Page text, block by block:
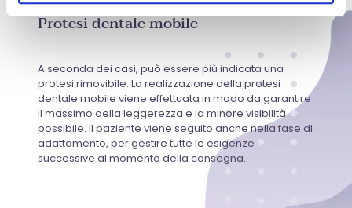
Protesi dentale mobile
A seconda dei casi, può essere più indicata una
protesi rimovibile. La realizzazione della protesi
dentale mobile viene effettuata in modo da garantire
il massimo della leggerezza e la minore visibilità
possibile. Il paziente viene seguito anche nella fase di
adattamento, per gestire tutte le esigenze
successive al momento della consegna.